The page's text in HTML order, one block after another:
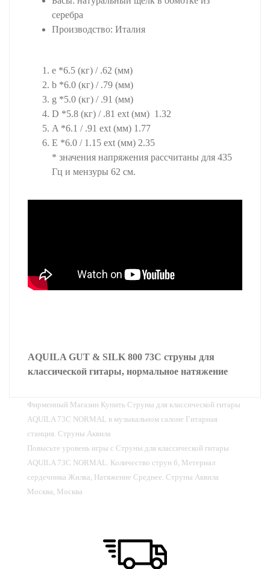
серебра
Производство: Италия
e *6.5 (кг) / .62 (мм)
b *6.0 (кг) / .79 (мм)
g *5.0 (кг) / .91 (мм)
D *5.8 (кг) / .81 ext (мм) 1.32
A *6.1 / .91 ext (мм) 1.77
E *6.0 / 1.15 ext (мм) 2.35
* значения напряжения рассчитаны для 435
Гц и мензуры 62 см.
AQUILA GUT & SILK 800 73C струны для
классической гитары, нормальное натяжение
Фирменный Магазин Купить Струны для классической гитары
AQUILA 73C NORMAL в музыкальном салоне Гитарная
станция. Струны Аквила
Повысьте уровень игры с Струны для классической гитары
AQUILA 73C NORMAL. Количество струн 6, Метериал
сердечника Жилка, Натяжение Среднее. Струны Аквила
Москва, Москва